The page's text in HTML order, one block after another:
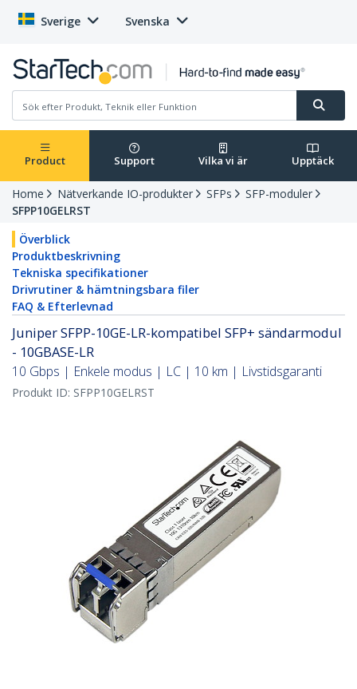
Sverige Svenska
Product Support Vilka vi är Upptäck
Home Nätverkande IO-produkter SFPs
SFP-moduler
SFPP10GELRST
Överblick
Produktbeskrivning
Tekniska specifikationer
Drivrutiner & hämtningsbara filer
FAQ & Efterlevnad
Juniper SFPP-10GE-LR-kompatibel SFP+ sändarmodul
- 10GBASE-LR
10 Gbps | Enkele modus | LC | 10 km | Livstidsgaranti
Produkt ID: SFPP10GELRST